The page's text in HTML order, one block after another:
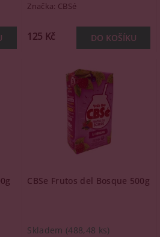
Značka: CBSé
125 Kč
CBSe Frutos del Bosque 500g
Skladem (488,48 ks)